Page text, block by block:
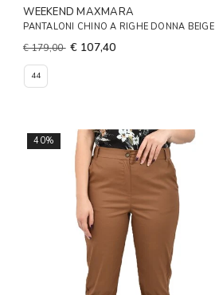
WEEKEND MAXMARA
PANTALONI CHINO A RIGHE DONNA BEIGE
€ 179,00 € 107,40
44
40%